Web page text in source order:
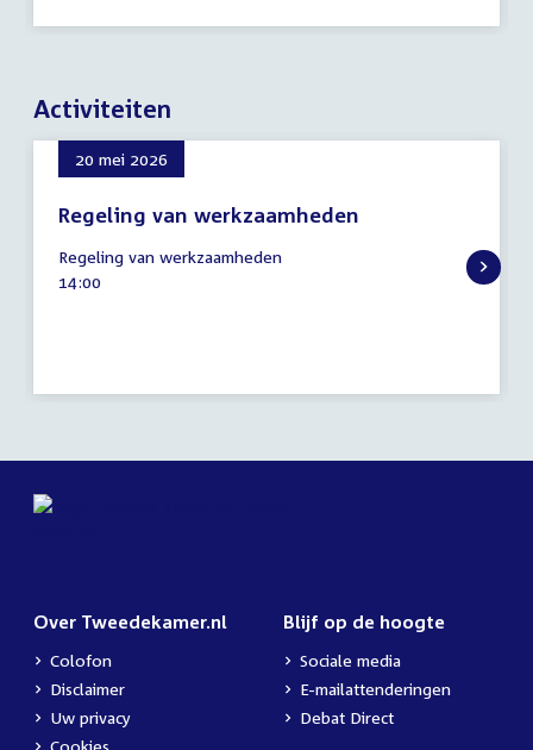
Activiteiten
20 mei 2026
Regeling van werkzaamheden
mei
2026
Regeling van werkzaamheden
Tijd
14:00
Over Tweedekamer.nl
Colofon
Disclaimer
Uw privacy
Cookies
Blijf op de hoogte
Sociale media
E-mailattenderingen
Debat Direct